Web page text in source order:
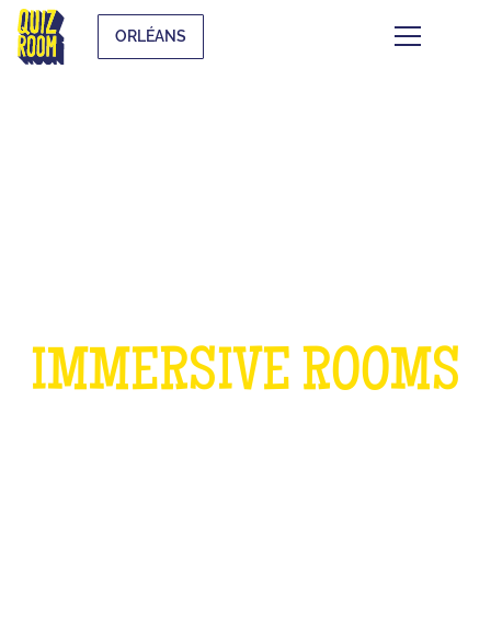
ORLÉANS
IMMERSIVE ROOMS